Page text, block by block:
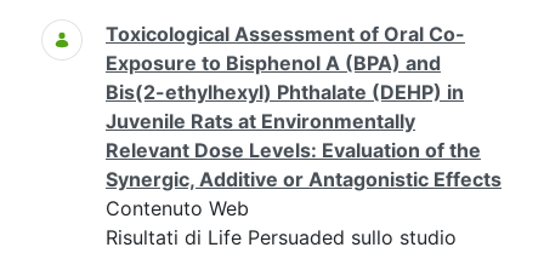
Toxicological Assessment of Oral Co-
Exposure to Bisphenol A (BPA) and
Bis(2-ethylhexyl) Phthalate (DEHP) in
Juvenile Rats at Environmentally
Relevant Dose Levels: Evaluation of the
Synergic, Additive or Antagonistic Effects
Contenuto Web
Risultati di Life Persuaded sullo studio